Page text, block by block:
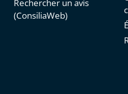
Rechercher un avis
(ConsiliaWeb)